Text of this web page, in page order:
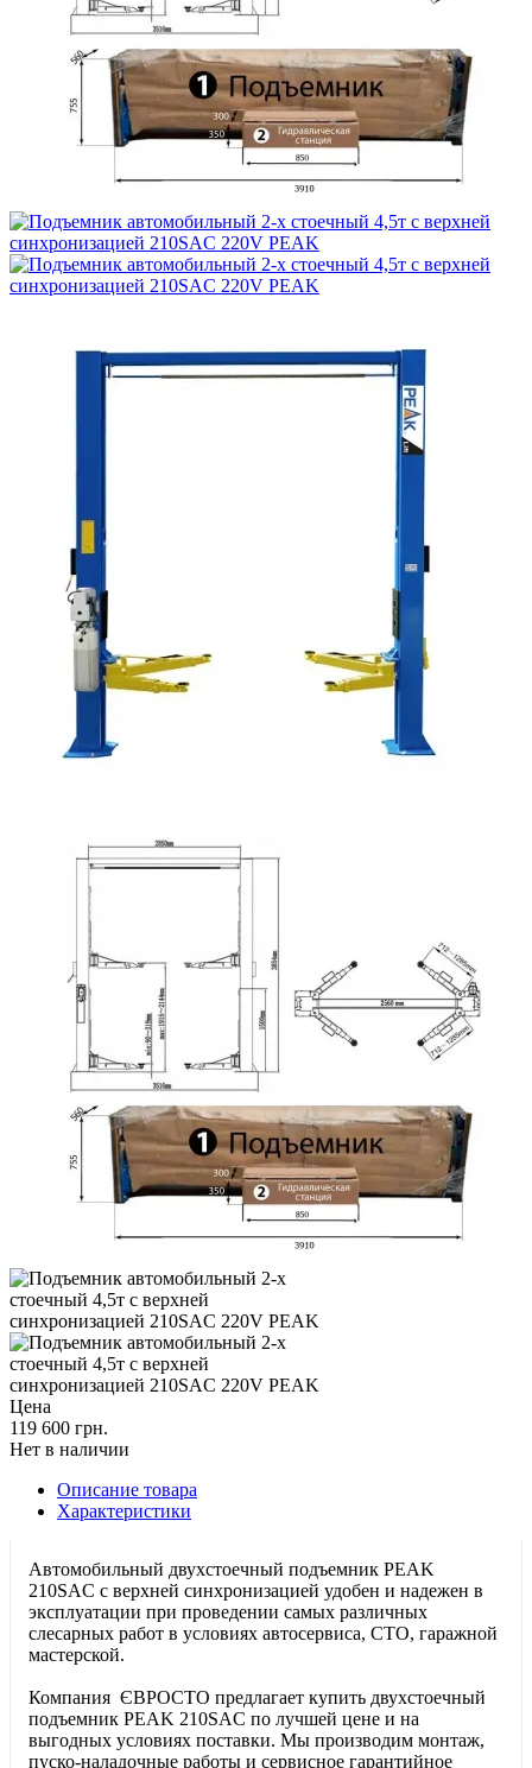
Цена
119 600 грн.
Нет в наличии
Описание товара
Характеристики
Автомобильный двухстоечный подъемник PEAK
210SAC с верхней синхронизацией удобен и надежен в
эксплуатации при проведении самых различных
слесарных работ в условиях автосервиса, СТО, гаражной
мастерской.
Компания ЄВРОСТО предлагает купить двухстоечный
подъемник PEAK 210SAC по лучшей цене и на
выгодных условиях поставки. Мы производим монтаж,
пуско-наладочные работы и сервисное гарантийное